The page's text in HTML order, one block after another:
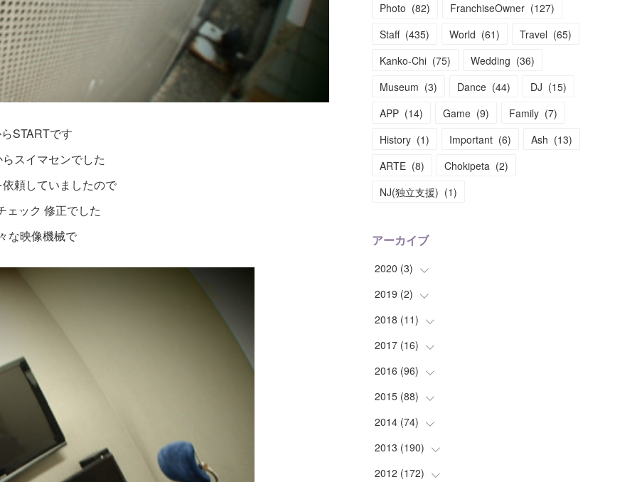
STARTです
スイマセンでした
頼していましたので
ェック 修正でした
な映像機械で
Photo (82) FranchiseOwner (127)
Staff (435) World (61) Travel (65)
Kanko-Chi (75) Wedding (36)
Museum (3) Dance (44) DJ (15)
APP (14) Game (9) Family (7)
History (1) Important (6) Ash (13)
ARTE (8) Chokipeta (2)
NJ(独立支援) (1)
アーカイブ
2020 (3)
(1
( 1)
(1)
2019 (2)
( 1)
(1)
2018 (11)
(2)
(1)
(1)
(1)
(3)
(2)
2017 (16)
(1)
(2)
(1)
(3)
(1)
2016 (96)
(2)
(5)
(6)
(3)
2015 (88)
(4)
(7)
(6)
2014 (74)
(9)
(14)
2013 (190)
(17)
2012 (172)